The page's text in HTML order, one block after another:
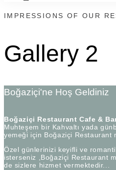
IMPRESSIONS OF OUR
Gallery 2
Boğaziçi'ne Hoş Geldiniz
Boğaziçi Restaurant Cafe &
Muhteşem bir Kahvaltı yada
yemeği için Boğaziçi Restaurant
Özel günlerinizi keyifli ve
isterseniz ,Boğaziçi Restaurant
de sizlere hizmet vermektedir...